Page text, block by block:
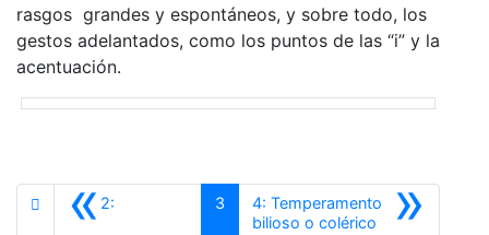
rasgos grandes y espontáneos, y sobre todo, los
gestos adelantados, como los puntos de las “i” y la
acentuación.
«2: 3 »
4: Temperamento
bilioso o colérico Siguiente